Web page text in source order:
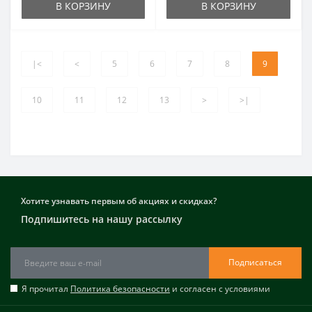
В КОРЗИНУ В КОРЗИНУ
|< < 5 6 7 8 9
10 11 12 13 > >|
Хотите узнавать первым об акциях и скидках?
Подпишитесь на нашу рассылку
Подписаться
Я прочитал Политика безопасности и согласен с условиями